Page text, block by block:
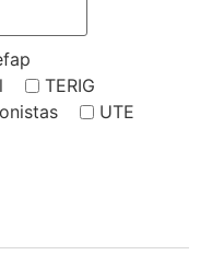
TERIG
UTE